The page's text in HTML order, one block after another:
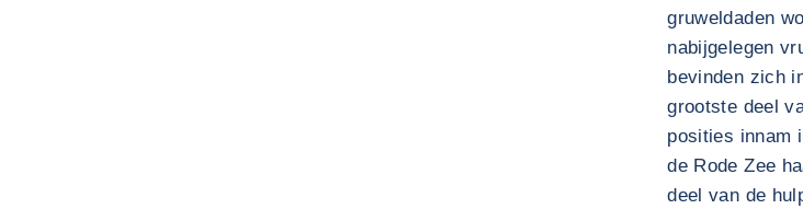
gruweldaden
nabijgelegen
bevinden zich
grootste deel
posities innam
de Rode Zee
deel van de